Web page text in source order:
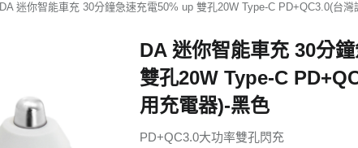
DA 迷你智能車充 30分鐘急速充電50% up 雙孔20W Type-C PD+QC3.0(台
DA 迷你智能車充 30分
雙孔20W Type-C
用充電器)-黑色
PD+QC3.0大功率雙孔閃充